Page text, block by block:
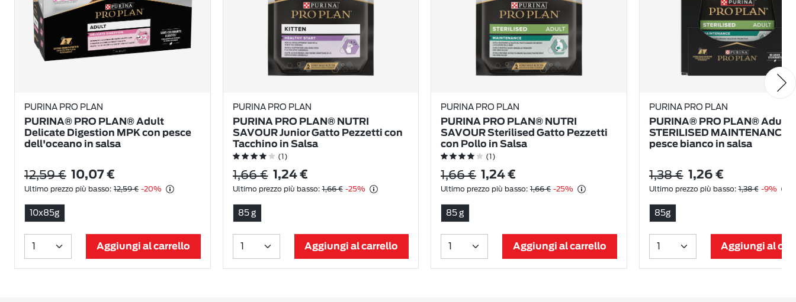
PURINA PRO PLAN
PURINA® PRO PLAN® Adult
Delicate Digestion MPK con pesce
dell'oceano in salsa
12,59 € 10,07 €
Ultimo prezzo più basso: 12,59 € -20%
10x85g
Aggiungi al carrello
PURINA PRO PLAN
PURINA PRO PLAN® NUTRI
SAVOUR Junior Gatto Pezzetti con
Tacchino in Salsa
(1)
1,66 € 1,24 €
Ultimo prezzo più basso: 1,66 € -25%
85 g
Aggiungi al carrello
PURINA PRO PLAN
PURINA PRO PLAN® NUTRI
SAVOUR Sterilised Gatto Pezzetti
con Pollo in Salsa
(1)
1,66 € 1,24 €
Ultimo prezzo più basso: 1,66 € -25%
85 g
Aggiungi al carrello
PURINA PRO PLAN
PURINA® PRO PLAN® Adult
STERILISED MAINTENANCE
pesce bianco in salsa
1,38 € 1,26 €
Ultimo prezzo più basso: 1,38 € -9%
85g
Aggiungi al